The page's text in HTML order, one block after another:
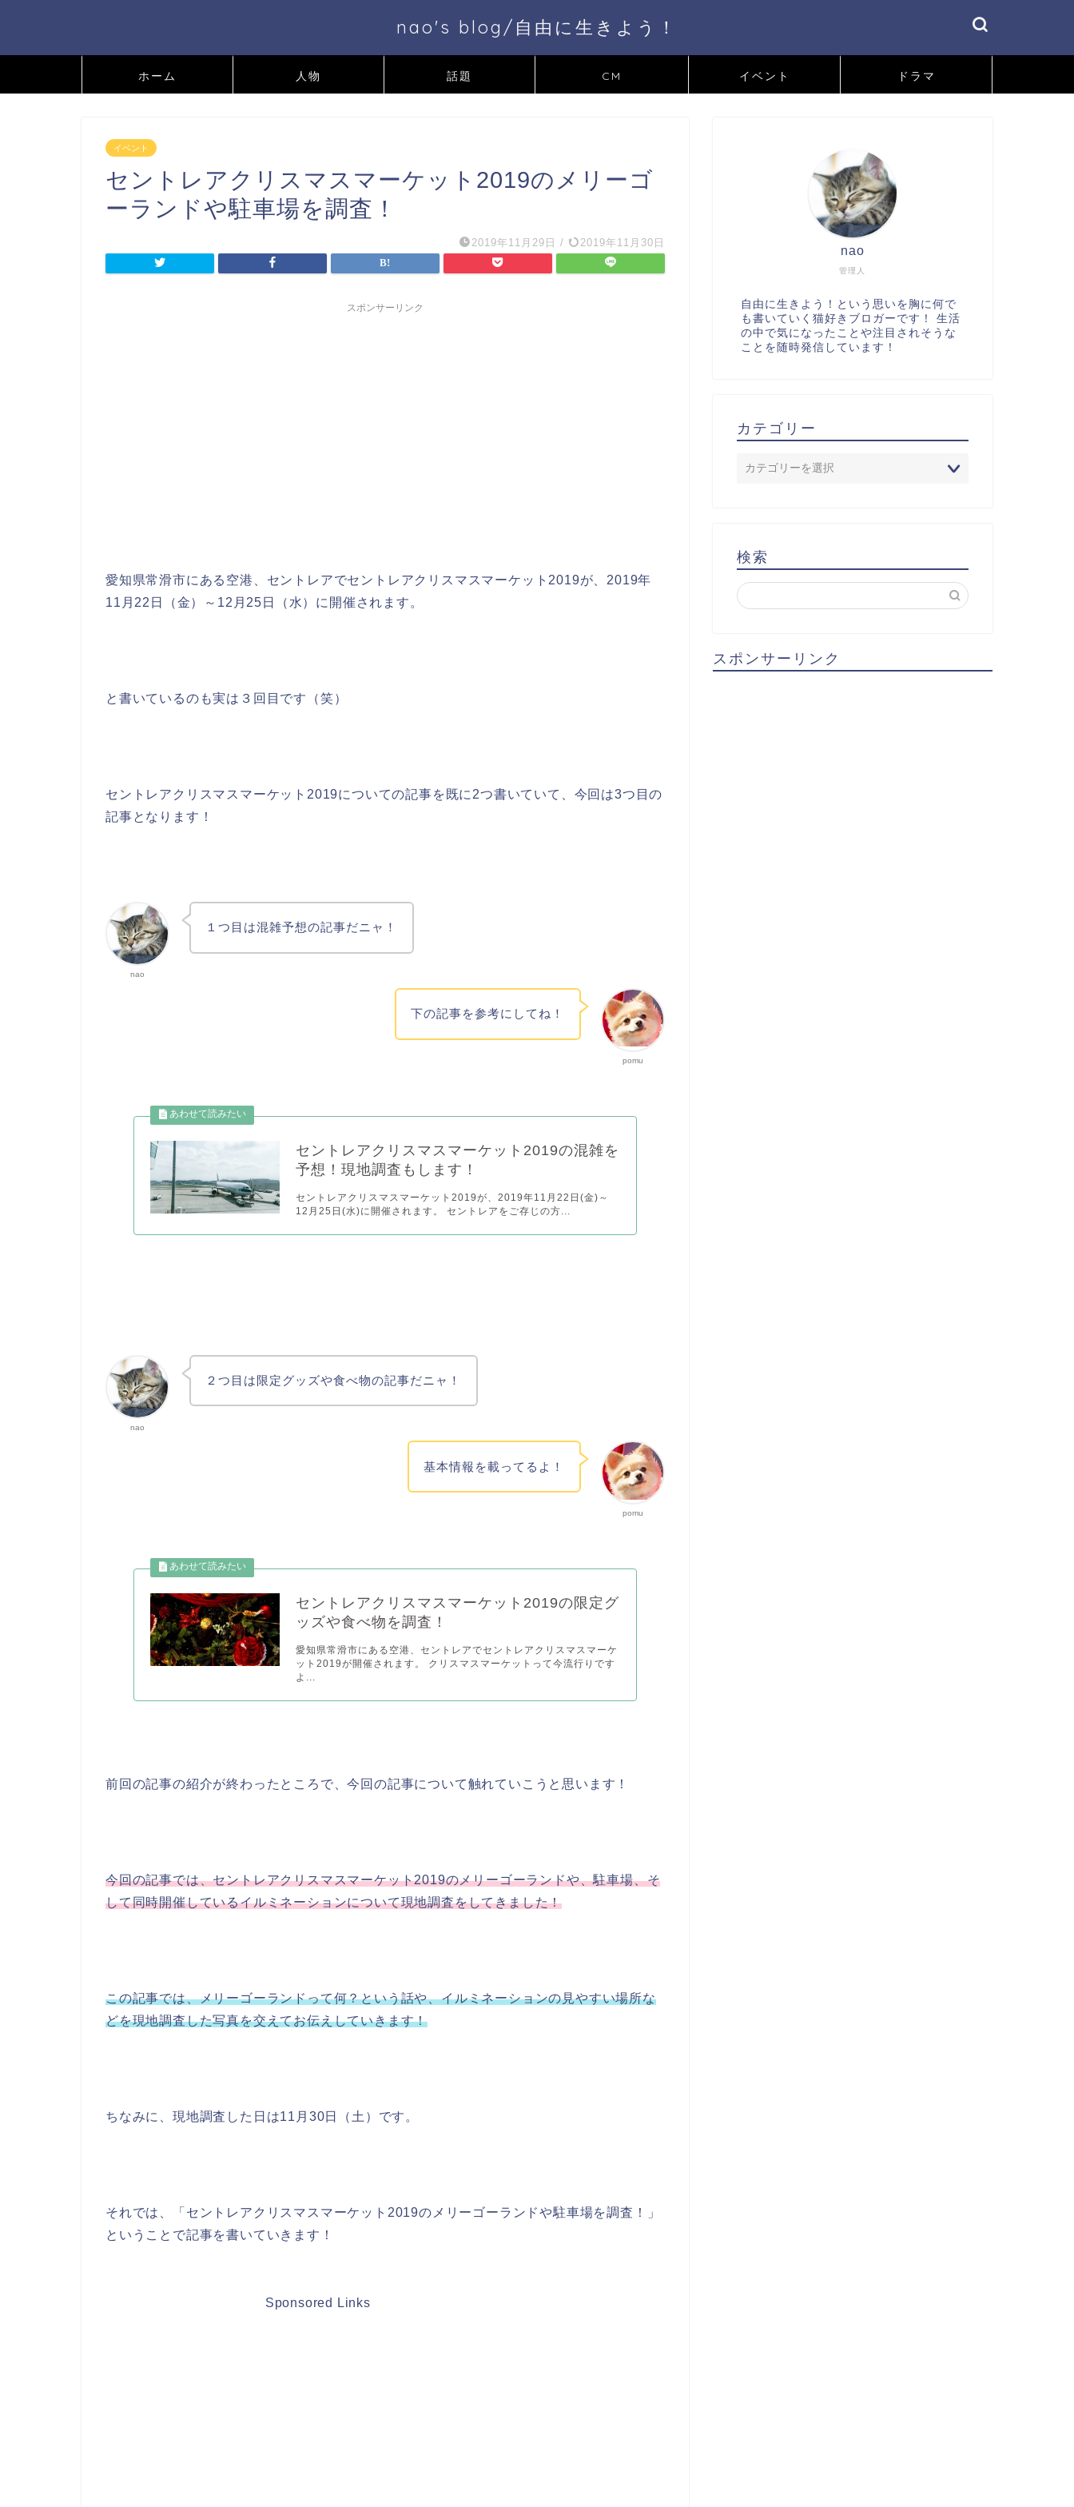
nao's blog/自由に生きよう！
ホーム 人物 話題 CM イベント ドラマ
イベント
セントレアクリスマスマーケット2019のメリーゴ
ーランドや駐車場を調査！
2019年11月29日 / 2019年11月30日
スポンサーリンク
愛知県常滑市にある空港、セントレアでセントレアクリスマスマーケット2019が、2019年
11月22日（金）～12月25日（水）に開催されます。
と書いているのも実は３回目です（笑）
セントレアクリスマスマーケット2019についての記事を既に2つ書いていて、今回は3つ目の
記事となります！
nao
１つ目は混雑予想の記事だニャ！
pomu
下の記事を参考にしてね！
セントレアクリスマスマーケット2019の混雑を
予想！現地調査もします！
セントレアクリスマスマーケット2019が、2019年11月22日(金)～
12月25日(水)に開催されます。 セントレアをご存じの方...
nao
２つ目は限定グッズや食べ物の記事だニャ！
pomu
基本情報を載ってるよ！
セントレアクリスマスマーケット2019の限定グ
ッズや食べ物を調査！
愛知県常滑市にある空港、セントレアでセントレアクリスマスマーケ
ット2019が開催されます。 クリスマスマーケットって今流行りです
よ...
前回の記事の紹介が終わったところで、今回の記事について触れていこうと思います！
今回の記事では、セントレアクリスマスマーケット2019のメリーゴーランドや、駐車場、そ
して同時開催しているイルミネーションについて現地調査をしてきました！
この記事では、メリーゴーランドって何？という話や、イルミネーションの見やすい場所な
どを現地調査した写真を交えてお伝えしていきます！
ちなみに、現地調査した日は11月30日（土）です。
それでは、「セントレアクリスマスマーケット2019のメリーゴーランドや駐車場を調査！」
ということで記事を書いていきます！
Sponsored Links
管理人
nao
自由に生きよう！という思いを胸に何で
も書いていく猫好きブロガーです！ 生活
の中で気になったことや注目されそうな
ことを随時発信しています！
カテゴリー
検索
スポンサーリンク